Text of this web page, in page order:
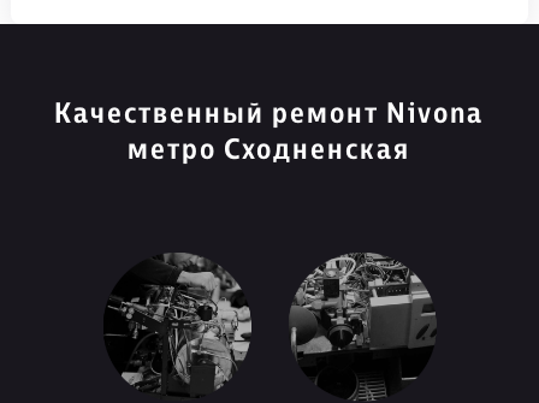
Качественный ремонт Nivona
метро Сходненская